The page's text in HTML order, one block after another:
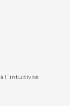
à l`intuitivité